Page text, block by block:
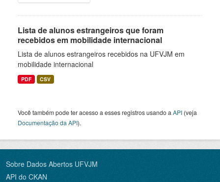
Lista de alunos estrangeiros que foram
recebidos em mobilidade internacional
Lista de alunos estrangeiros recebidos na UFVJM em
mobilidade internacional
PDF CSV
Você também pode ter acesso a esses registros usando a API (veja
Documentação da API).
Sobre Dados Abertos UFVJM
API do CKAN